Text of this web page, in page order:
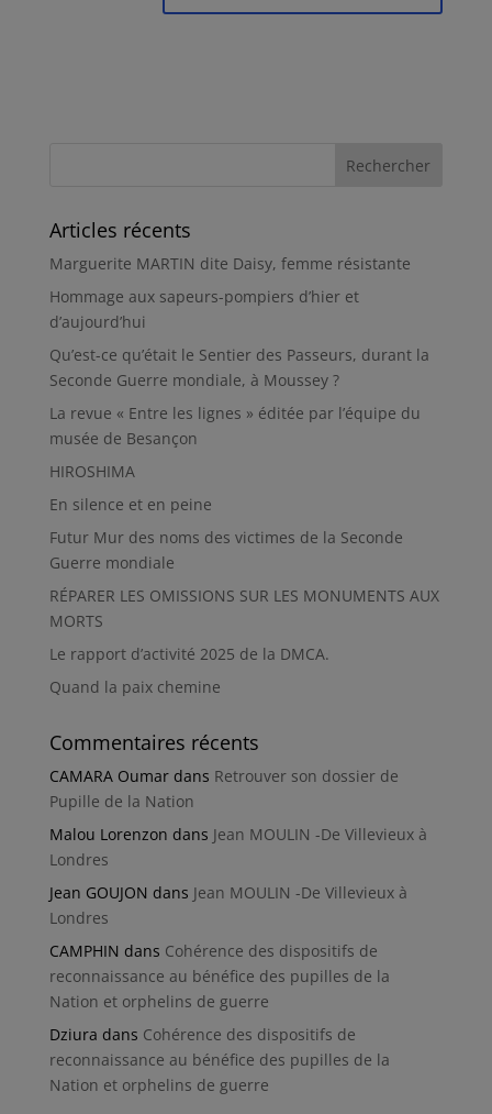
Articles récents
Marguerite MARTIN dite Daisy, femme résistante
Hommage aux sapeurs-pompiers d’hier et
d’aujourd’hui
Qu’est-ce qu’était le Sentier des Passeurs, durant la
Seconde Guerre mondiale, à Moussey ?
La revue « Entre les lignes » éditée par l’équipe du
musée de Besançon
HIROSHIMA
En silence et en peine
Futur Mur des noms des victimes de la Seconde
Guerre mondiale
RÉPARER LES OMISSIONS SUR LES MONUMENTS AUX
MORTS
Le rapport d’activité 2025 de la DMCA.
Quand la paix chemine
Commentaires récents
CAMARA Oumardans Retrouver son dossier de
Pupille de la Nation
Malou Lorenzon dans Jean MOULIN -De Villevieux à
Londres
Jean GOUJON dans Jean MOULIN -De Villevieux à
Londres
CAMPHIN dans Cohérence des dispositifs de
reconnaissance au bénéfice des pupilles de la
Nation et orphelins de guerre
Dziura dans Cohérence des dispositifs de
reconnaissance au bénéfice des pupilles de la
Nation et orphelins de guerre